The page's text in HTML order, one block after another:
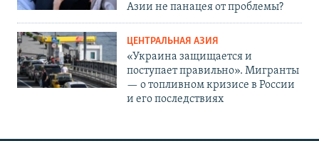
Азии не панацея от проблемы?
ЦЕНТРАЛЬНАЯ АЗИЯ
«Украина защищается и
поступает правильно». Мигранты
— о топливном кризисе в России
и его последствиях